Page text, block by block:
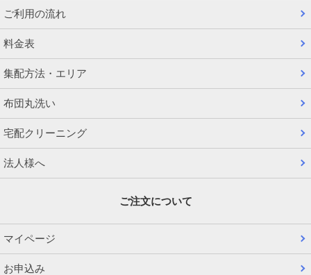
ご利用の流れ
料金表
集配方法・エリア
布団丸洗い
宅配クリーニング
法人様へ
ご注文について
マイページ
お申込み